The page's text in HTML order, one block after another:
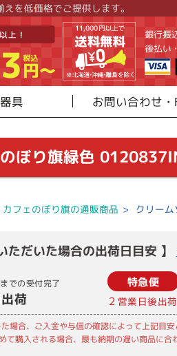
を低価格でご提供します。
具 お問い合わせ・
ぼり旗緑色
カフェのぼり旗の通販商品 > クリー
ただいた場合の出荷日目安 】
までの受付完了
出荷
特急便
2 営業日後出荷
場合、ご入金や与信の確認によって上記目安
購入される場合、最も納期の遅い商品に合